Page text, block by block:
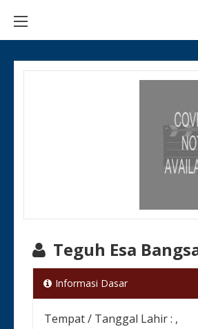
Teguh Esa
Informasi Dasar
Tempat / Tanggal Lahir : ,